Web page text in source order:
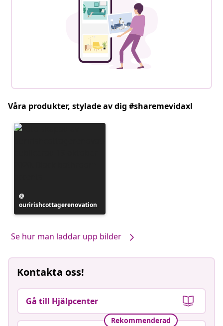
Våra produkter, stylade av dig #sharemevidaxl
publicerat
av
ouririshcottagerenovation
Se hur man laddar upp bilder
Kontakta oss!
Gå till Hjälpcenter
Rekommenderad